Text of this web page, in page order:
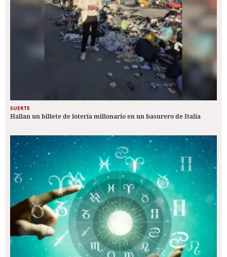
SUERTE
Hallan un billete de lotería millonario en un basurero de Italia